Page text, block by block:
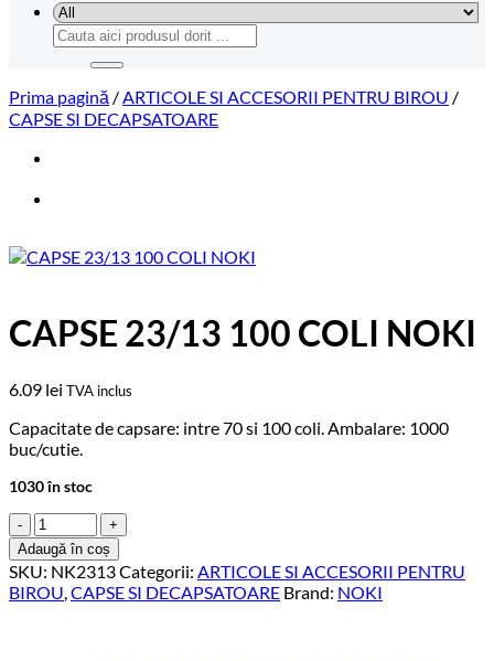
Caută
după:
Prima pagină /ARTICOLE SI ACCESORII PENTRU BIROU /
CAPSE SI DECAPSATOARE
CAPSE 23/13 100 COLI NOKI
6.09 lei TVA inclus
Capacitate de capsare: intre 70 si 100 coli. Ambalare: 1000
buc/cutie.
1030 în stoc
Cantitate
CAPSE
23/13
100
COLI
Adaugă în coș
SKU: NK2313Categorii: ARTICOLE SI ACCESORII PENTRU
BIROU,CAPSE SI DECAPSATOARE Brand: NOKI